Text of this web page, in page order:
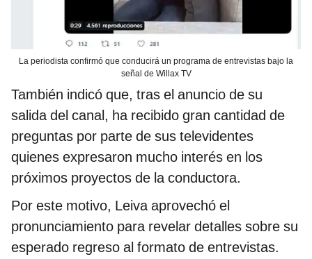
La periodista confirmó que conducirá un programa de entrevistas bajo la
señal de Willax TV
También indicó que, tras el anuncio de su
salida del canal, ha recibido gran cantidad de
preguntas por parte de sus televidentes
quienes expresaron mucho interés en los
próximos proyectos de la conductora.
Por este motivo, Leiva aprovechó el
pronunciamiento para revelar detalles sobre su
esperado regreso al formato de entrevistas.